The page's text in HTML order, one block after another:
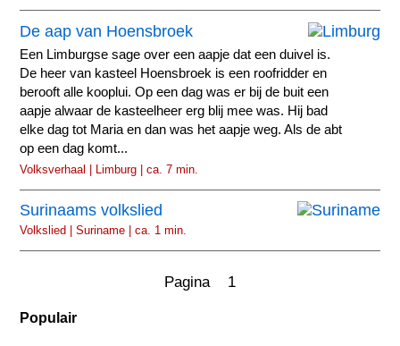
De aap van Hoensbroek
Een Limburgse sage over een aapje dat een duivel is.
De heer van kasteel Hoensbroek is een roofridder en
berooft alle kooplui. Op een dag was er bij de buit een
aapje alwaar de kasteelheer erg blij mee was. Hij bad
elke dag tot Maria en dan was het aapje weg. Als de abt
op een dag komt...
Volksverhaal | Limburg | ca. 7 min.
Surinaams volkslied
Volkslied | Suriname | ca. 1 min.
Pagina 1
Populair